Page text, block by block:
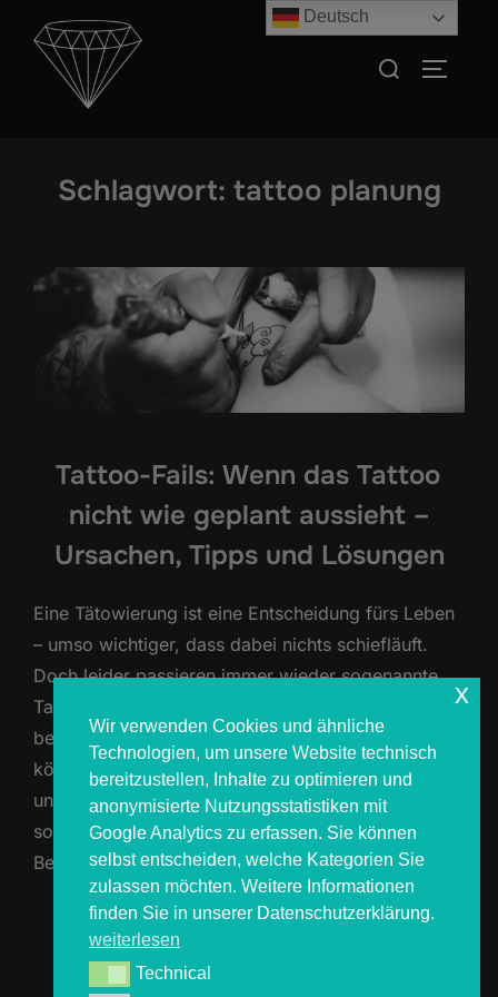
Inhalt
springen
Suchen
Schlagwort: tattoo planung
Tattoo-Fails: Wenn das Tattoo
nicht wie geplant aussieht –
Ursachen, Tipps und Lösungen
Eine Tätowierung ist eine Entscheidung fürs Leben
– umso wichtiger, dass dabei nichts schiefläuft.
Doch leider passieren immer wieder sogenannte
Tattoo-Fails: Fehler, die das Ergebnis
beeinträchtigen und viel Ärger verursachen
können. Unscharfe Linien, Schreibfehler oder
unpassende Motive sind nicht nur ärgerlich,
sondern oft auch teuer zu korrigieren. In diesem
Beitrag erklären wir, wie Tattoo-Fails entstehen, …
ÜBER „TATTOO-FAILS: WENN
Deutsch
Wir verwenden Cookies und ähnliche
Technologien, um unsere Website technisch
bereitzustellen, Inhalte zu optimieren und
anonymisierte Nutzungsstatistiken mit
Google Analytics zu erfassen. Sie können
selbst entscheiden, welche Kategorien Sie
zulassen möchten. Weitere Informationen
finden Sie in unserer Datenschutzerklärung.
weiterlesen
TechnicalTechnical
x